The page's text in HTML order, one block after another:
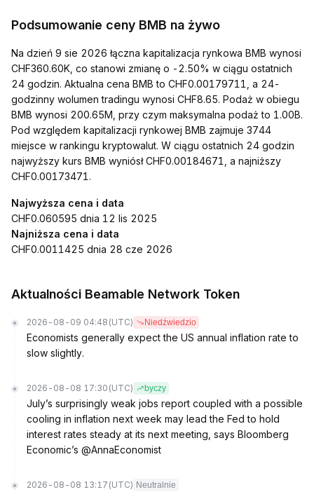
Podsumowanie ceny BMB na żywo
Na dzień 9 sie 2026 łączna kapitalizacja rynkowa BMB wynosi
CHF360.60K, co stanowi zmianę o -2.50% w ciągu ostatnich
24 godzin. Aktualna cena BMB to CHF0.00179711, a 24-
godzinny wolumen tradingu wynosi CHF8.65. Podaż w obiegu
BMB wynosi 200.65M, przy czym maksymalna podaż to 1.00B.
Pod względem kapitalizacji rynkowej BMB zajmuje 3744
miejsce w rankingu kryptowalut. W ciągu ostatnich 24 godzin
najwyższy kurs BMB wyniósł CHF0.00184671, a najniższy
CHF0.00173471.
Najwyższa cena i data
CHF0.060595 dnia 12 lis 2025
Najniższa cena i data
CHF0.0011425 dnia 28 cze 2026
Aktualności Beamable Network Token
2026-08-09 04:48 (UTC) Niedźwiedzio
Economists generally expect the US annual inflation rate to
slow slightly.
2026-08-08 17:30 (UTC) byczy
July’s surprisingly weak jobs report coupled with a possible
cooling in inflation next week may lead the Fed to hold
interest rates steady at its next meeting, says Bloomberg
Economic’s @AnnaEconomist
2026-08-08 13:17 (UTC) Neutralnie